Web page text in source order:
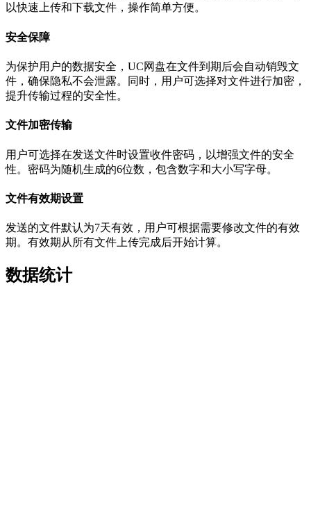
以快速上传和下载文件，操作简单方便。
安全保障
为保护用户的数据安全，UC网盘在文件到期后会自动销毁文
件，确保隐私不会泄露。同时，用户可选择对文件进行加密，
提升传输过程的安全性。
文件加密传输
用户可选择在发送文件时设置收件密码，以增强文件的安全
性。密码为随机生成的6位数，包含数字和大小写字母。
文件有效期设置
发送的文件默认为7天有效，用户可根据需要修改文件的有效
期。有效期从所有文件上传完成后开始计算。
数据统计